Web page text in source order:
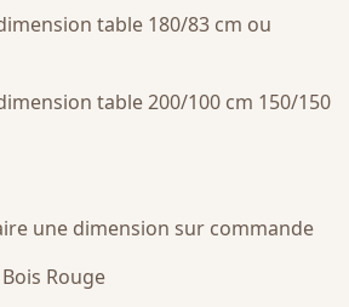
table 180/83 cm ou
table 200/100 cm 150/150
une dimension sur commande
Rouge